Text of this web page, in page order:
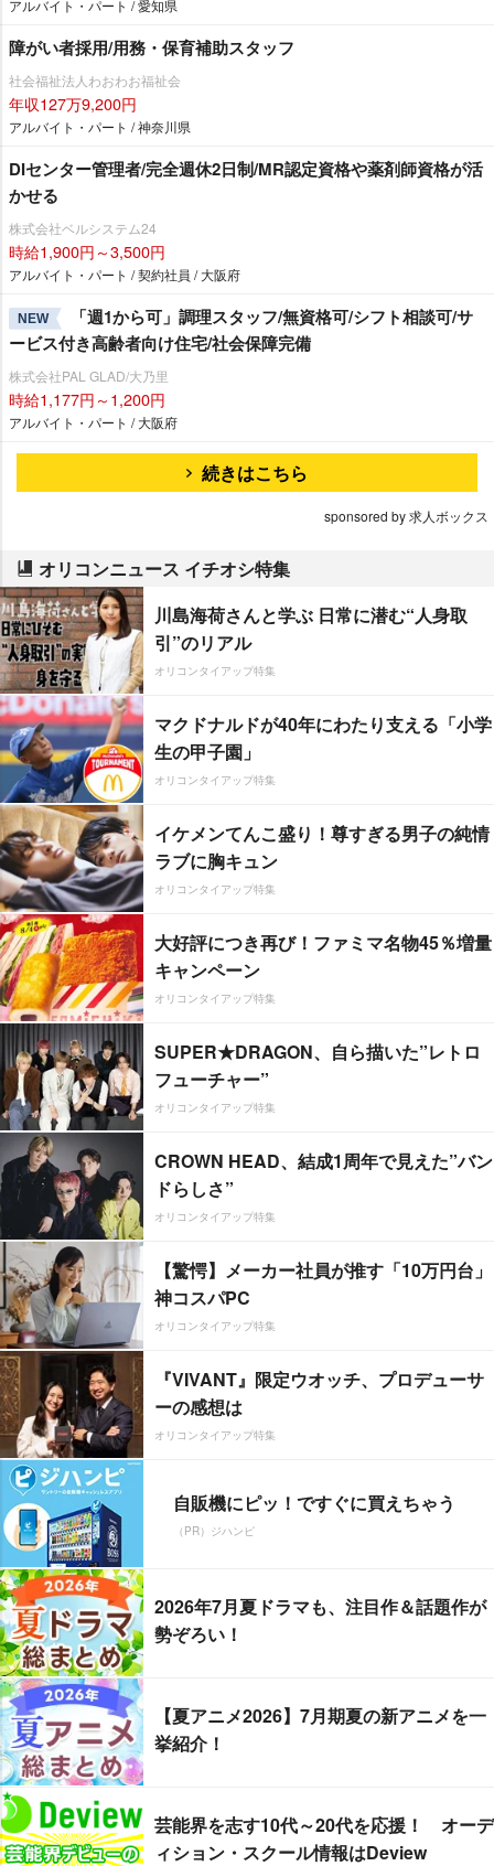
アルバイト・パート / 愛知県
障がい者採用/用務・保育補助スタッフ
社会福祉法人わおわお福祉会
年収127万9,200円
アルバイト・パート / 神奈川県
DIセンター管理者/完全週休2日制/MR認定資格や薬剤師資格が活
かせる
株式会社ベルシステム24
時給1,900円～3,500円
アルバイト・パート / 契約社員 / 大阪府
NEW
「週1から可」調理スタッフ/無資格可/シフト相談可/サ
ービス付き高齢者向け住宅/社会保障完備
株式会社PAL GLAD/大乃里
時給1,177円～1,200円
アルバイト・パート / 大阪府
続きはこちら
sponsored by 求人ボックス
オリコンニュース イチオシ特集
川島海荷さんと学ぶ 日常に潜む“人身取
引”のリアル
オリコンタイアップ特集
マクドナルドが40年にわたり支える「小学
生の甲子園」
オリコンタイアップ特集
イケメンてんこ盛り！尊すぎる男子の純情
ラブに胸キュン
オリコンタイアップ特集
大好評につき再び！ファミマ名物45％増量
キャンペーン
オリコンタイアップ特集
SUPER★DRAGON、自ら描いた”レトロ
フューチャー”
オリコンタイアップ特集
CROWN HEAD、結成1周年で見えた”バン
ドらしさ”
オリコンタイアップ特集
【驚愕】メーカー社員が推す「10万円台」
神コスパPC
オリコンタイアップ特集
『VIVANT』限定ウオッチ、プロデューサ
ーの感想は
オリコンタイアップ特集
自販機にピッ！ですぐに買えちゃう
（PR）ジハンピ
2026年7月夏ドラマも、注目作＆話題作が
勢ぞろい！
【夏アニメ2026】7月期夏の新アニメを一
挙紹介！
芸能界を志す10代～20代を応援！ オーデ
ィション・スクール情報はDeview